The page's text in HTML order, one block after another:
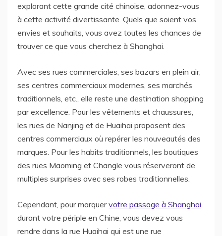
explorant cette grande cité chinoise, adonnez-vous
à cette activité divertissante. Quels que soient vos
envies et souhaits, vous avez toutes les chances de
trouver ce que vous cherchez à Shanghai.
Avec ses rues commerciales, ses bazars en plein air,
ses centres commerciaux modernes, ses marchés
traditionnels, etc., elle reste une destination shopping
par excellence. Pour les vêtements et chaussures,
les rues de Nanjing et de Huaihai proposent des
centres commerciaux où repérer les nouveautés des
marques. Pour les habits traditionnels, les boutiques
des rues Maoming et Changle vous réserveront de
multiples surprises avec ses robes traditionnelles.
Cependant, pour marquervotre passage à Shanghai
durant votre périple en Chine, vous devez vous
rendre dans la rue Huaihai qui est une rue